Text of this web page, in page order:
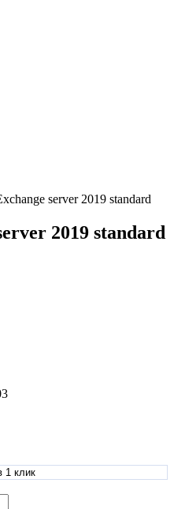
server 2019 standard
2019 standard
1 клик